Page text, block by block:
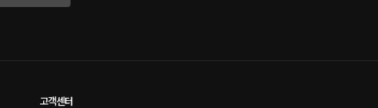
고객센터